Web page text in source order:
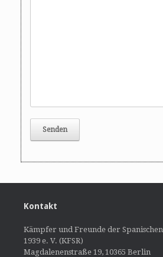
Kontakt
Kämpfer und Freunde der
1939 e. V. (KFSR)
Magdalenenstraße 19, 10365 Berlin